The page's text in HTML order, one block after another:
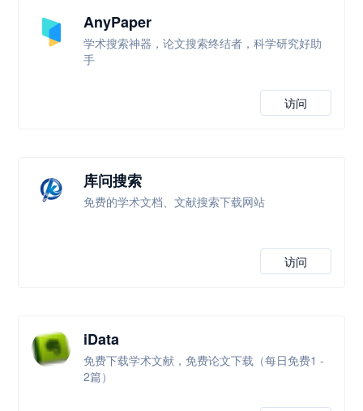
AnyPaper
学术搜索神器，论文搜索终结者，科学研究好助
手
访问
库问搜索
免费的学术文档、文献搜索下载网站
访问
iData
免费下载学术文献，免费论文下载（每日免费1 -
2篇）